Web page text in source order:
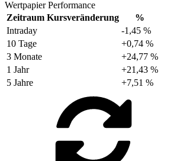
Wertpapier Performance
Zeitraum Kursveränderung
%
Intraday
-1,45 %
10 Tage
+0,74 %
3 Monate
+24,77 %
1 Jahr
+21,43 %
5 Jahre
+7,51 %